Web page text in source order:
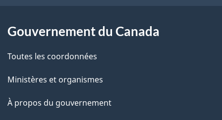
a
g
e
a
c
i
o
Gouvernement du Canada
Toutes les coordonnées
Ministères et organismes
À propos du gouvernement